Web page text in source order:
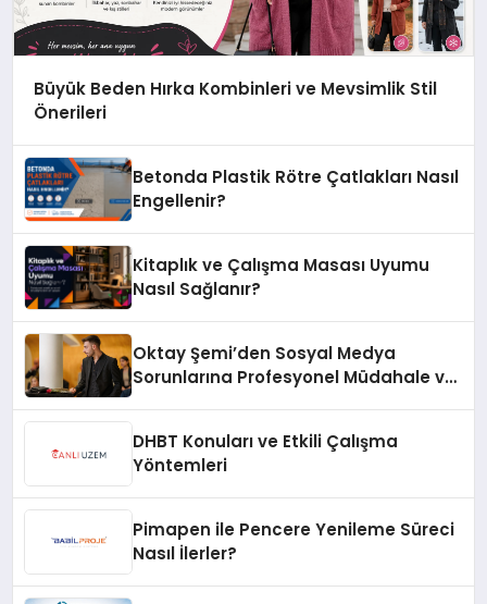
Büyük Beden Hırka Kombinleri ve Mevsimlik Stil
Önerileri
Betonda Plastik Rötre Çatlakları Nasıl
Engellenir?
Kitaplık ve Çalışma Masası Uyumu
Nasıl Sağlanır?
Oktay Şemi’den Sosyal Medya
Sorunlarına Profesyonel Müdahale ve
DHBT Konuları ve Etkili Çalışma
Yöntemleri
Pimapen ile Pencere Yenileme Süreci
Nasıl İlerler?